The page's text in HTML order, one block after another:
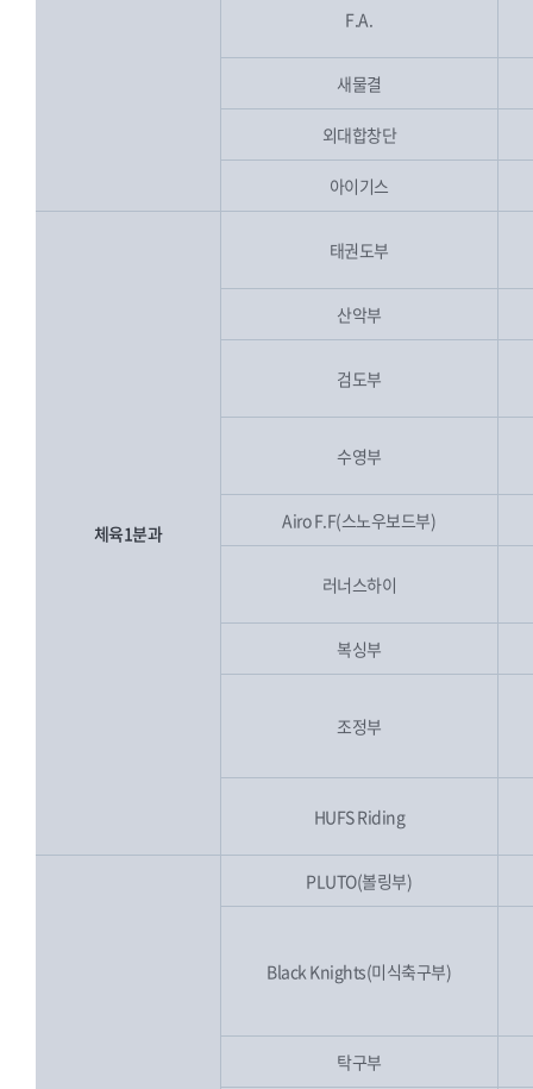
F.A.
새물결
외대합창단
아이기스
체육1분과
태권도부
산악부
검도부
수영부
Airo F.F(스노우보드부)
러너스하이
복싱부
조정부
HUFS Riding
PLUTO(볼링부)
Black Knights(미식축구부)
탁구부